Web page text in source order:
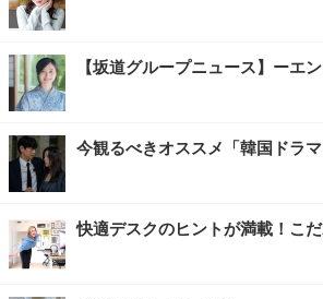
【坂道グループニュース】ーエ
今観るべきオススメ「韓国ドラマ
快適デスクのヒントが満載！こ